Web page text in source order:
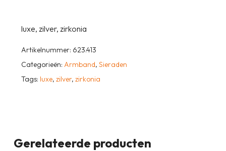
luxe, zilver, zirkonia
Artikelnummer: 623.413
Categorieën: Armband, Sieraden
Tags: luxe, zilver, zirkonia
Gerelateerde producten